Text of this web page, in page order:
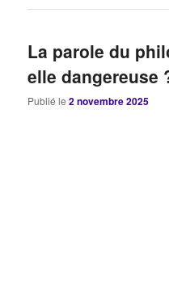
La parole du
elle dangereuse
Publié le2 novembre 2025